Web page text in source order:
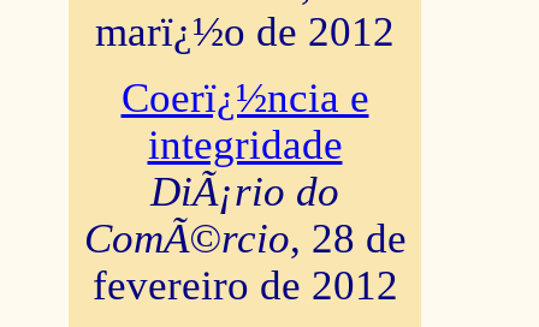
marï¿½o de 2012
Coerï¿½ncia e
integridade
DiÃ¡rio do
ComÃ©rcio, 28 de
fevereiro de 2012